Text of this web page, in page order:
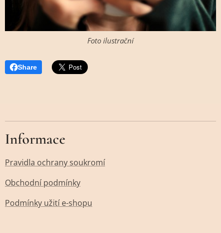
Foto ilustrační
Share
Informace
Pravidla ochrany soukromí
Obchodní podmínky
Podmínky užití e-shopu